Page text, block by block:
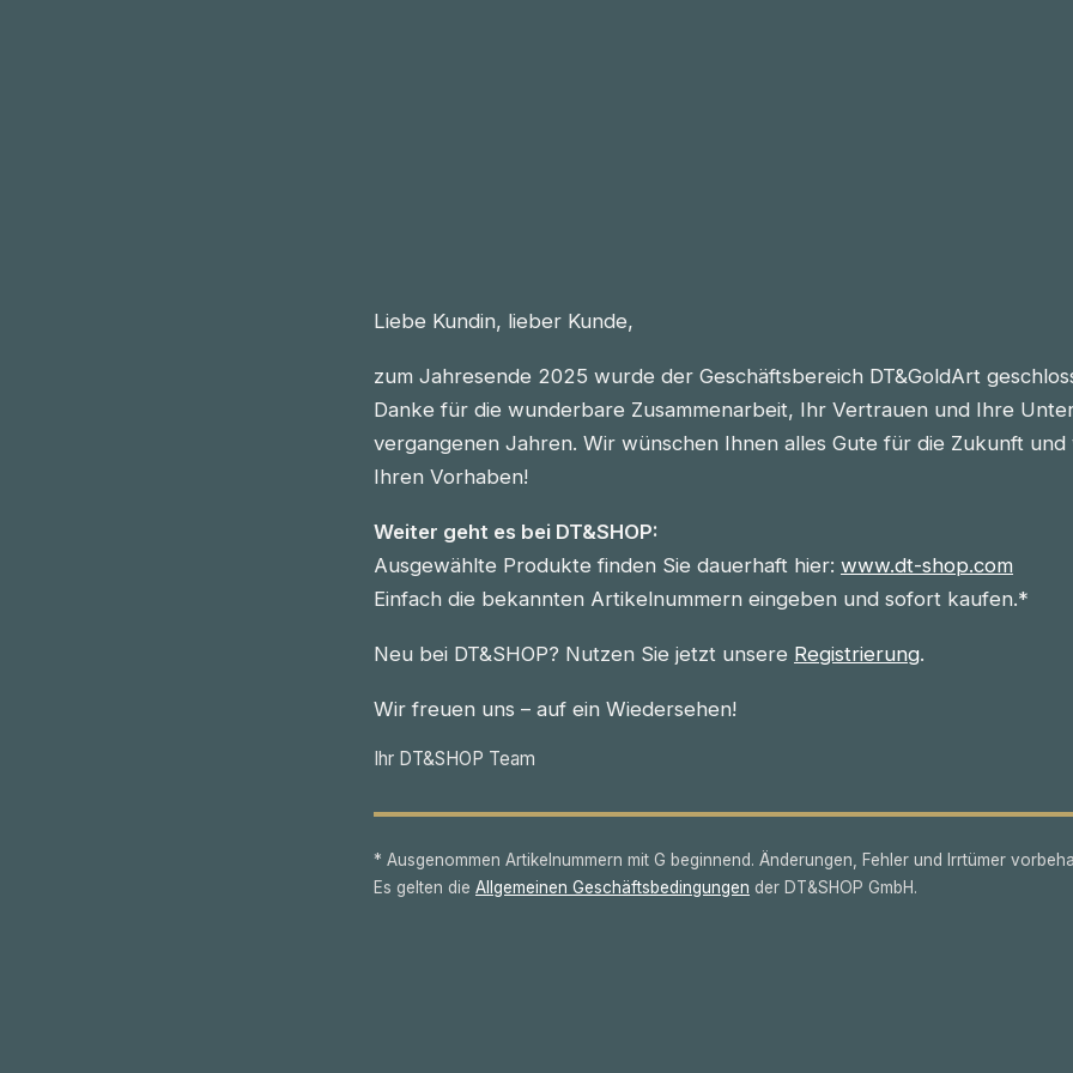
Liebe Kundin, lieber Kunde,
zum Jahresende 2025 wurde der Geschäftsbereich DT&GoldArt
Danke für die wunderbare Zusammenarbeit, Ihr Vertrauen und Ihre
vergangenen Jahren. Wir wünschen Ihnen alles Gute für die Zukunft und
Ihren Vorhaben!
Weiter geht es bei DT&SHOP:
Ausgewählte Produkte finden Sie dauerhaft hier: www.dt-shop.com
Einfach die bekannten Artikelnummern eingeben und sofort kaufen.*
Neu bei DT&SHOP? Nutzen Sie jetzt unsere Registrierung.
Wir freuen uns – auf ein Wiedersehen!
Ihr DT&SHOP Team
* Ausgenommen Artikelnummern mit G beginnend. Änderungen, Fehler und Irrtümer
Es gelten die Allgemeinen Geschäftsbedingungen der DT&SHOP GmbH.